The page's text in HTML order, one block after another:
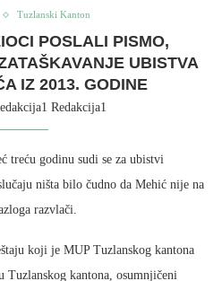
Tuzlanski Kanton
POSLALI PISMO,
UBISTVA
IZ 2013. GODINE
Redakcija1
treću godinu sudi se za ubistvi
ništa bilo čudno da Mehić nije na
razvlači.
koji je MUP Tuzlanskog kantona
Tuzlanskog kantona, osumnjičeni